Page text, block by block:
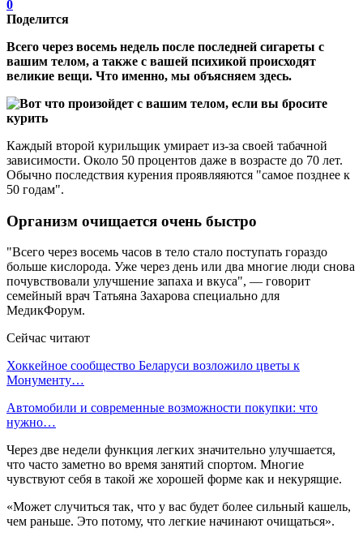
0
Поделится
Всего через восемь недель после последней сигареты с
вашим телом, а также с вашей психикой происходят
великие вещи. Что именно, мы объясняем здесь.
Каждый второй курильщик умирает из-за своей табачной
зависимости. Около 50 процентов даже в возрасте до 70 лет.
Обычно последствия курения проявляяются "самое позднее к
50 годам".
Организм очищается очень быстро
"Всего через восемь часов в тело стало поступать гораздо
больше кислорода. Уже через день или два многие люди снова
почувствовали улучшение запаха и вкуса", — говорит
семейный врач Татьяна Захарова специально для
МедикФорум.
Сейчас читают
Хоккейное сообщество Беларуси возложило цветы к
Монументу…
Автомобили и современные возможности покупки: что
нужно…
Через две недели функция легких значительно улучшается,
что часто заметно во время занятий спортом. Многие
чувствуют себя в такой же хорошей форме как и некурящие.
«Может случиться так, что у вас будет более сильный кашель,
чем раньше. Это потому, что легкие начинают очищаться».